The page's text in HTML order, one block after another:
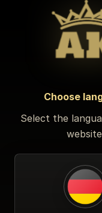
Choose
Select the